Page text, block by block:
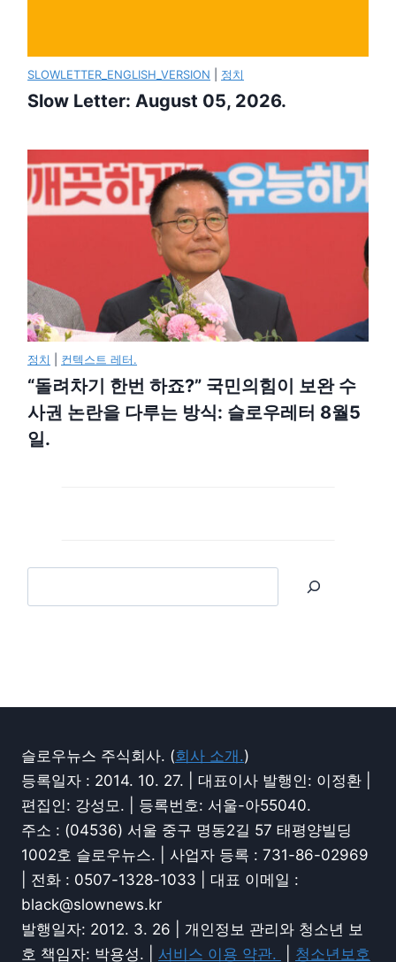
SLOWLETTER_ENGLISH_VERSION 정치
Slow Letter: August 05, 2026.
정치 컨텍스트 레터.
“돌려차기 한번 하죠?” 국민의힘이 보완 수
사권 논란을 다루는 방식: 슬로우레터 8월5
일.
슬로우뉴스 주식회사. (회사 소개.)
등록일자 : 2014. 10. 27. | 대표이사 발행인: 이정환 |
편집인: 강성모. | 등록번호: 서울-아55040.
주소 : (04536) 서울 중구 명동2길 57 태평양빌딩
1002호 슬로우뉴스. | 사업자 등록 : 731-86-02969
| 전화 : 0507-1328-1033 | 대표 이메일 :
black@slownews.kr
발행일자: 2012. 3. 26 | 개인정보 관리와 청소년 보
호 책임자: 박용성. | 서비스 이용 약관. 청소년보호